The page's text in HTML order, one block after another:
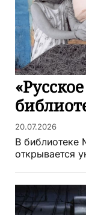
20.07.2026
В
открывается